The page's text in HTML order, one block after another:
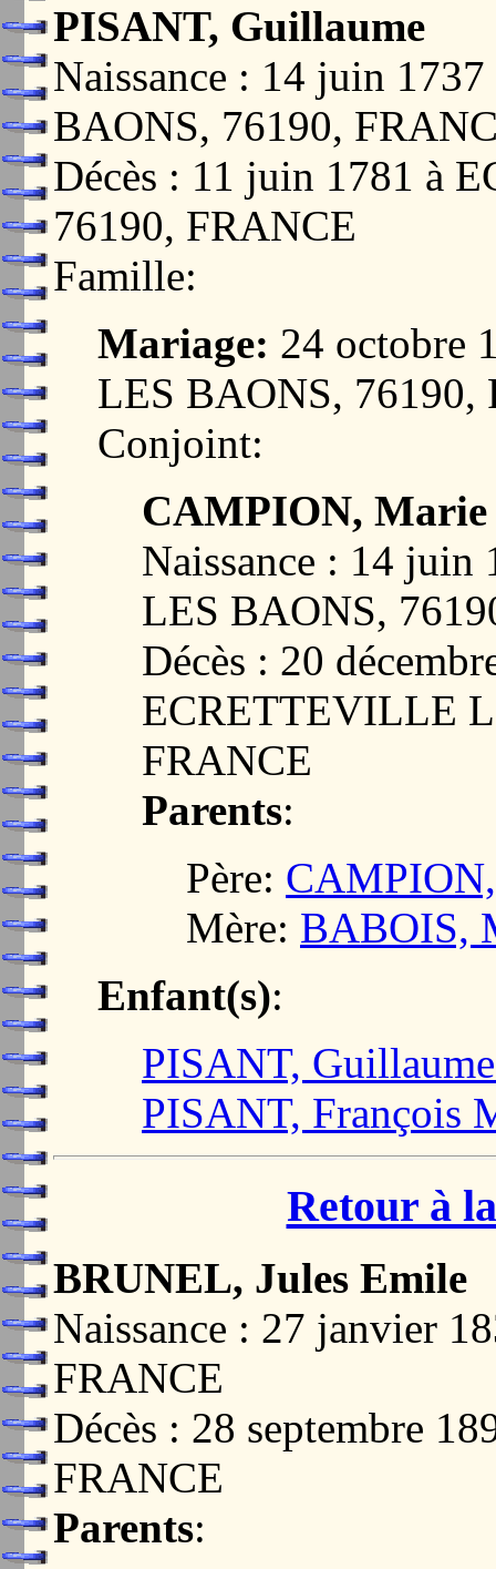
PISANT, Guillaume
Naissance : 14 juin
BAONS, 76190,
Décès : 11 juin 1781 à
76190, FRANCE
Famille:
Mariage: 24 octobre
LES BAONS, 76190,
Conjoint:
CAMPION, Marie
Naissance : 14
LES BAONS,
Décès : 20
ECRETTEVILLE
FRANCE
Parents:
Père:
Mère: BABOIS,
Enfant(s):
PISANT,
PISANT, François
Retour à
BRUNEL, Jules Emile
Naissance : 27 janvier
FRANCE
Décès : 28 septembre
FRANCE
Parents: